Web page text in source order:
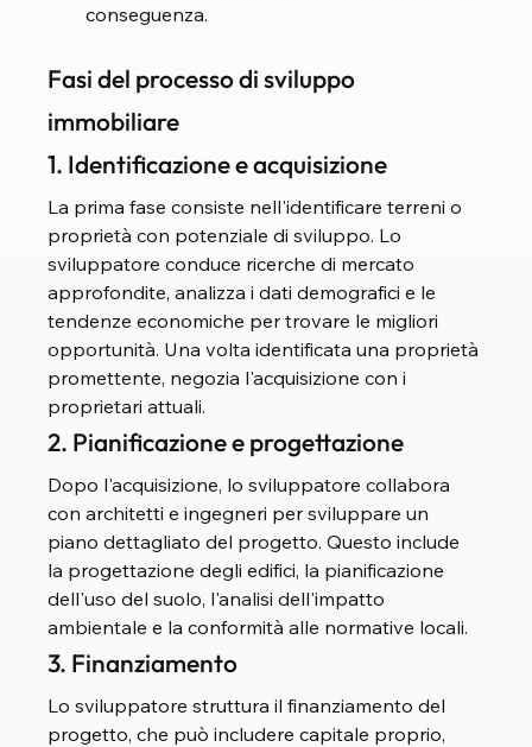
conseguenza.
Fasi del processo di sviluppo
immobiliare
1. Identificazione e acquisizione
La prima fase consiste nell'identificare terreni o
proprietà con potenziale di sviluppo. Lo
sviluppatore conduce ricerche di mercato
approfondite, analizza i dati demografici e le
tendenze economiche per trovare le migliori
opportunità. Una volta identificata una proprietà
promettente, negozia l'acquisizione con i
proprietari attuali.
2. Pianificazione e progettazione
Dopo l'acquisizione, lo sviluppatore collabora
con architetti e ingegneri per sviluppare un
piano dettagliato del progetto. Questo include
la progettazione degli edifici, la pianificazione
dell'uso del suolo, l'analisi dell'impatto
ambientale e la conformità alle normative locali.
3. Finanziamento
Lo sviluppatore struttura il finanziamento del
progetto, che può includere capitale proprio,